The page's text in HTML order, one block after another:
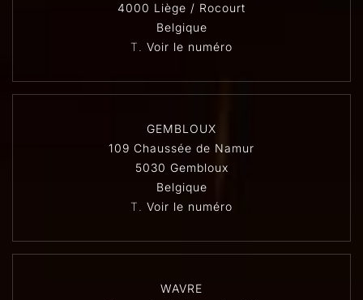
4000 Liège / Rocourt
Belgique
T. Voir le numéro
GEMBLOUX
109 Chaussée de Namur
5030 Gembloux
Belgique
T. Voir le numéro
WAVRE